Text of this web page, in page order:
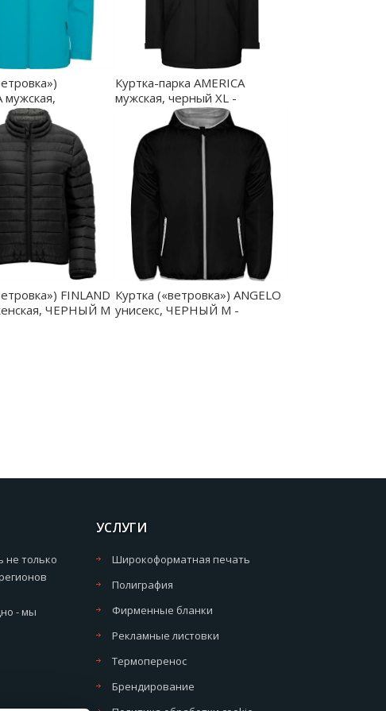
мужская,
S - SS643601236
Куртка-парка AMERICA
мужская, черный XL -
PK50720402
FINLAND
ЧЕРНЫЙ M
Куртка («ветровка») ANGELO
унисекс, ЧЕРНЫЙ M -
не только
- мы
УСЛУГИ
Широкоформатная печать
Полиграфия
Фирменные бланки
Рекламные листовки
Термоперенос
Брендирование